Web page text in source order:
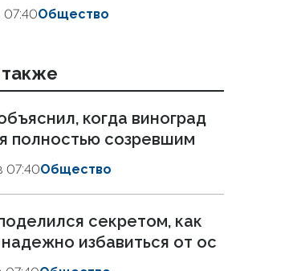
07:40Общество
когда виноград
полностью созревшим
07:40Общество
секретом, как
избавиться от ос